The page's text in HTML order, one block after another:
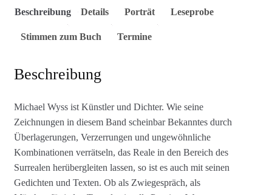
Beschreibung Details Porträt Leseprobe
Stimmen zum Buch Termine
Beschreibung
Michael Wyss ist Künstler und Dichter. Wie seine
Zeichnungen in diesem Band scheinbar Bekanntes durch
Überlagerungen, Verzerrungen und ungewöhnliche
Kombinationen verrätseln, das Reale in den Bereich des
Surrealen herübergleiten lassen, so ist es auch mit seinen
Gedichten und Texten. Ob als Zwiegespräch, als